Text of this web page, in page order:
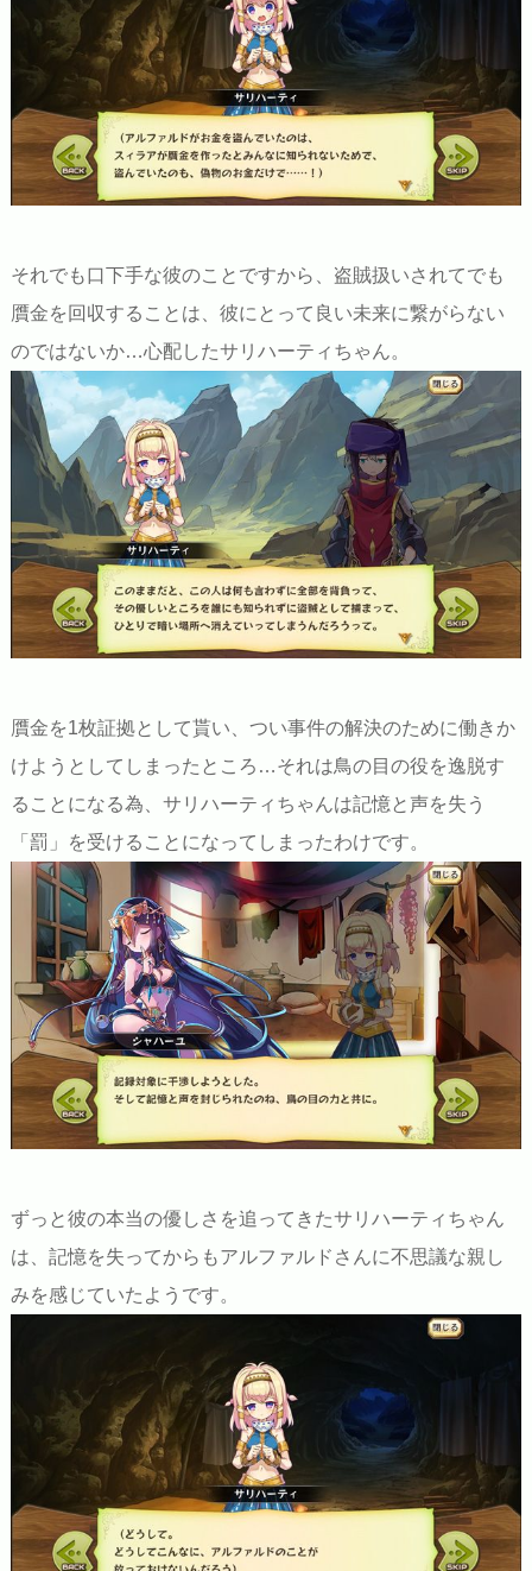
それでも口下手な彼のことですから、盗賊扱いされてでも
贋金を回収することは、彼にとって良い未来に繋がらない
のではないか…心配したサリハーティちゃん。
贋金を1枚証拠として貰い、つい事件の解決のために働きか
けようとしてしまったところ…それは鳥の目の役を逸脱す
ることになる為、サリハーティちゃんは記憶と声を失う
「罰」を受けることになってしまったわけです。
ずっと彼の本当の優しさを追ってきたサリハーティちゃん
は、記憶を失ってからもアルファルドさんに不思議な親し
みを感じていたようです。